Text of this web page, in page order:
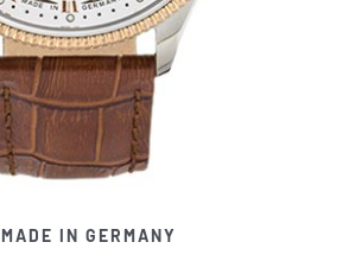
Händler
Kontakt
MADE IN GERMANY